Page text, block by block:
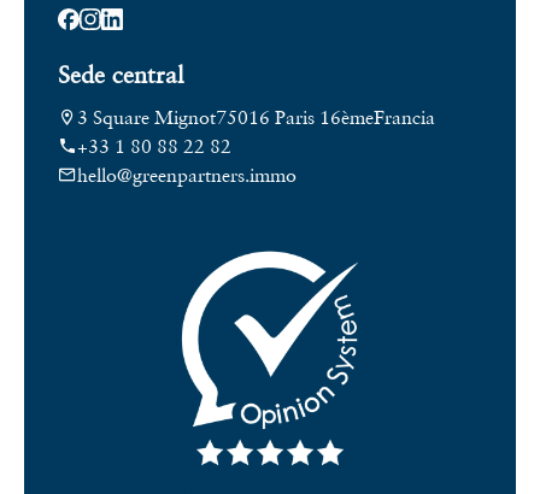
Sede central
3 Square Mignot75016 Paris 16èmeFrancia
+33 1 80 88 22 82
hello@greenpartners.immo